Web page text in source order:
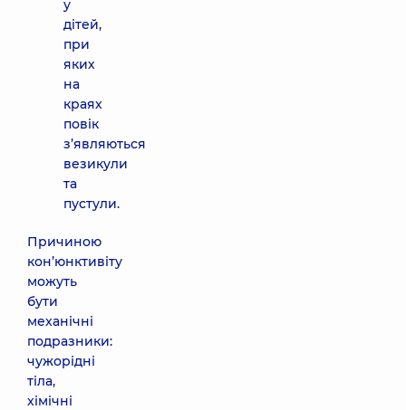
у
дітей,
при
яких
на
краях
повік
з’являються
везикули
та
пустули.
Причиною
кон’юнктивіту
можуть
бути
механічні
подразники:
чужорідні
тіла,
хімічні